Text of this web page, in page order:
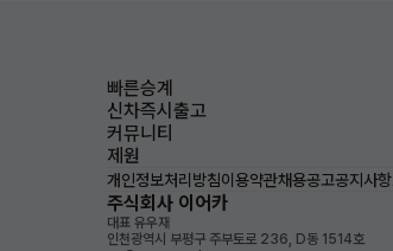
빠른승계
신차즉시출고
커뮤니티
제원
개인정보처리방침이용약관채용공고공지사항
주식회사 이어카
대표 유우재
인천광역시 부평구 주부토로 236, D동 1514호